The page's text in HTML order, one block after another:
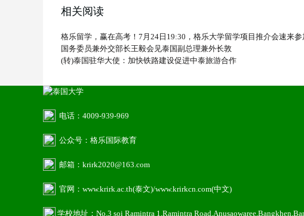
相关阅读
格乐留学，赢在高考！7月24日19:30，格乐大学留学项目推介会速来参
国务委员兼外交部长王毅会见泰国副总理兼外长敦
(转)泰国驻华大使：加快铁路建设促进中泰旅游合作
电话：4009-939-969
公众号：格乐国际教育
邮箱：krirk2020@163.com
官网：www.krirk.ac.th(泰文)/www.krirkcn.com(中文)
学校地址：No.3 soi Ramintra 1,Ramintra